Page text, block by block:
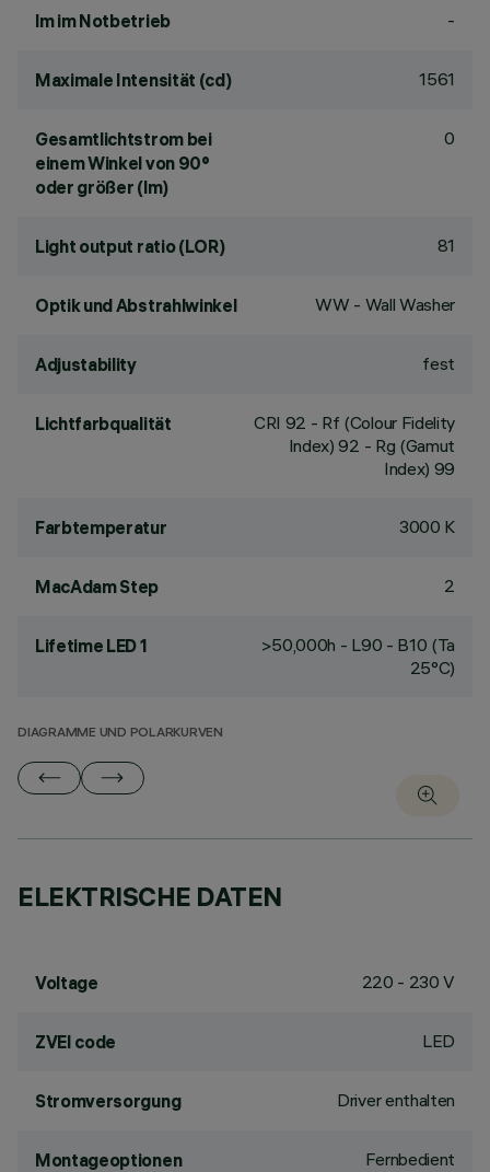
lm im Notbetrieb -
Maximale Intensität (cd) 1561
Gesamtlichtstrom bei
einem Winkel von 90°
oder größer (lm)
0
Light output ratio (LOR) 81
Optik und Abstrahlwinkel WW - Wall Washer
Adjustability fest
Lichtfarbqualität CRI 92 - Rf (Colour Fidelity
Index) 92 - Rg (Gamut
Index) 99
Farbtemperatur 3000 K
MacAdam Step 2
Lifetime LED 1
>50,000h - L90 - B10 (Ta
25°C)
DIAGRAMME UND POLARKURVEN
ELEKTRISCHE DATEN
Voltage 220 - 230 V
ZVEI code LED
Stromversorgung Driver enthalten
Montageoptionen Fernbedient